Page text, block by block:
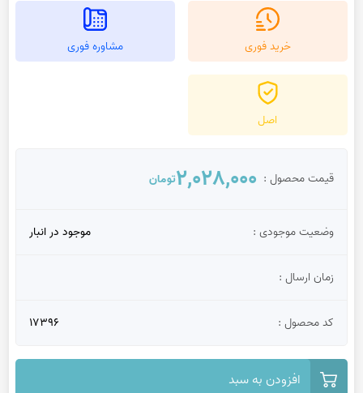
خرید فوری مشاوره فوری
اصل
قیمت محصول : 2,028,000تومان
وضعیت موجودی : موجود در انبار
زمان ارسال :
کد محصول : 17396
افزودن به سبد